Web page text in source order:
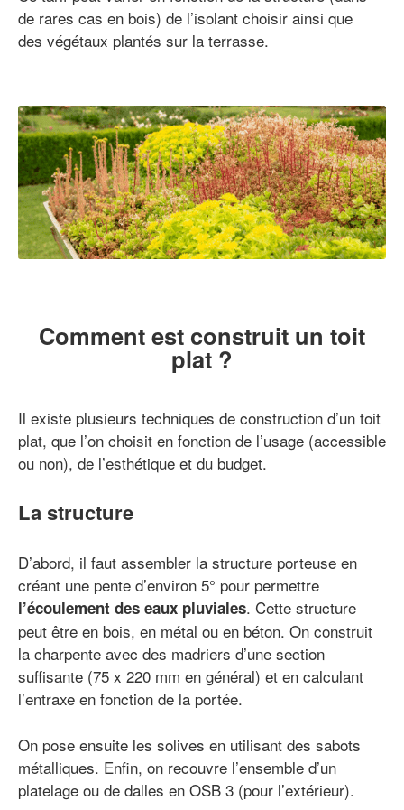
de rares cas en bois) de l’isolant choisir ainsi que
des végétaux plantés sur la terrasse.
Comment est construit un toit
plat ?
Il existe plusieurs techniques de construction d’un toit
plat, que l’on choisit en fonction de l’usage (accessible
ou non), de l’esthétique et du budget.
La structure
D’abord, il faut assembler la structure porteuse en
créant une pente d’environ 5° pour permettre
l’écoulement des eaux pluviales. Cette structure
peut être en bois, en métal ou en béton. On construit
la charpente avec des madriers d’une section
suffisante (75 x 220 mm en général) et en calculant
l’entraxe en fonction de la portée.
On pose ensuite les solives en utilisant des sabots
métalliques. Enfin, on recouvre l’ensemble d’un
platelage ou de dalles en OSB 3 (pour l’extérieur).